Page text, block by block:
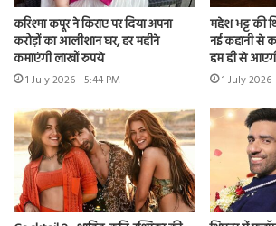
करिश्मा कपूर ने किराए पर दिया अपना
करोड़ों का आलीशान घर, हर महीने
कमाएंगी लाखों रुपये
1 July 2026 - 5:44 PM
महेश भट्ट की
नई कहानी से
हम ही से
1 July 2026